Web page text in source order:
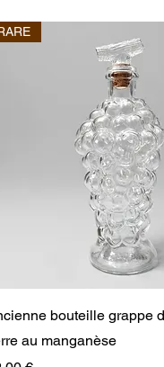
Aperçu rapide
bouteille grappe
au manganèse